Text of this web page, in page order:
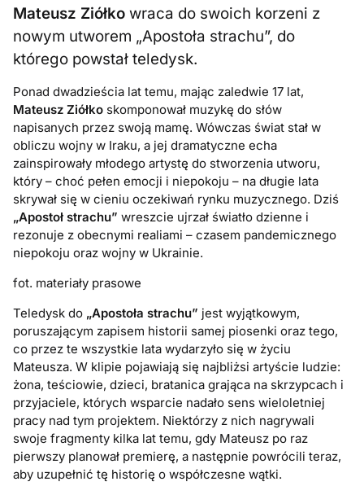
Mateusz Ziółkowraca do swoich korzeni z
nowym utworem „Apostoła strachu”, do
którego powstał teledysk.
Ponad dwadzieścia lat temu, mając zaledwie 17 lat,
Mateusz Ziółko skomponował muzykę do słów
napisanych przez swoją mamę. Wówczas świat stał w
obliczu wojny w Iraku, a jej dramatyczne echa
zainspirowały młodego artystę do stworzenia utworu,
który – choć pełen emocji i niepokoju – na długie lata
skrywał się w cieniu oczekiwań rynku muzycznego. Dziś
„Apostoł strachu” wreszcie ujrzał światło dzienne i
rezonuje z obecnymi realiami – czasem pandemicznego
niepokoju oraz wojny w Ukrainie.
fot. materiały prasowe
Teledysk do „Apostoła strachu” jest wyjątkowym,
poruszającym zapisem historii samej piosenki oraz tego,
co przez te wszystkie lata wydarzyło się w życiu
Mateusza. W klipie pojawiają się najbliżsi artyście ludzie:
żona, teściowie, dzieci, bratanica grająca na skrzypcach i
przyjaciele, których wsparcie nadało sens wieloletniej
pracy nad tym projektem. Niektórzy z nich nagrywali
swoje fragmenty kilka lat temu, gdy Mateusz po raz
pierwszy planował premierę, a następnie powrócili teraz,
aby uzupełnić tę historię o współczesne wątki.